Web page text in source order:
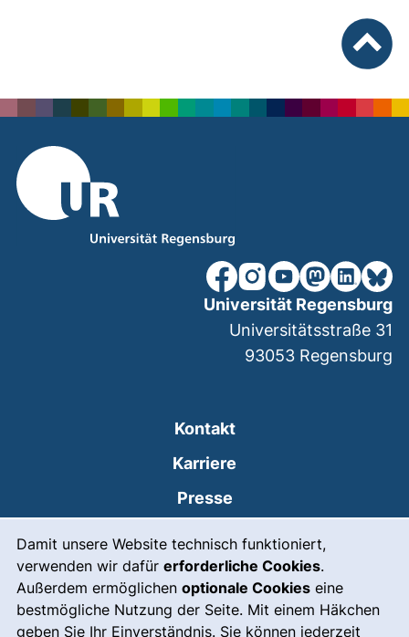
Damit unsere Website technisch funktioniert,
verwenden wir dafür erforderliche Cookies.
Außerdem ermöglichen optionale Cookies eine
bestmögliche Nutzung der Seite. Mit einem Häkchen
geben Sie Ihr Einverständnis. Sie können jederzeit
unsere Facebook-Seite
unsere Instagram-
unsere YouTube-
unsereunsere
Kontakt
Karriere
Presse
Leichte Sprache
Gebärdensprache
Universität Regensburg
Universitätsstraße 31
93053 Regensburg